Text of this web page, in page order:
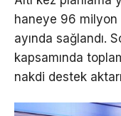
haneye 96
ayında sağlandı.
kapsamında
nakdi destek